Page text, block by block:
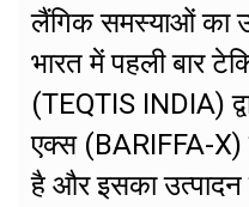
लैंगिक समस्याओं का
भारत में पहली बार
(TEQTIS INDIA)
एक्स (BARIFFA-X)
है और इसका उत्पादन